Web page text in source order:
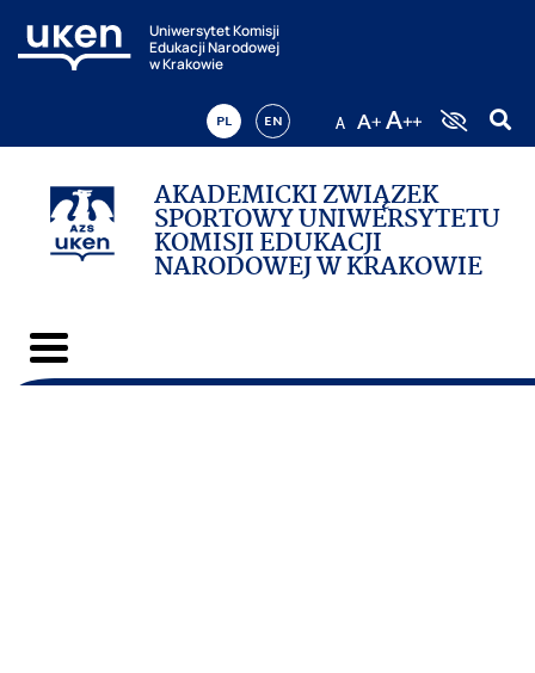
Uniwersytet Komisji
Edukacji Narodowej
w Krakowie
PL EN
AKADEMICKI ZWIĄZEK
SPORTOWY UNIWERSYTETU
KOMISJI EDUKACJI
NARODOWEJ W KRAKOWIE